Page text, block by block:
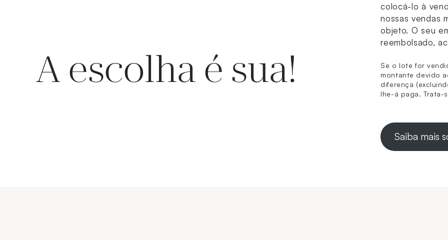
A escolha é sua!
colocá-lo à
nossas vendas
objeto. O seu
reembolsado,
Se o lote for
montante devido
diferença
lhe-á paga. Trata-
Saiba mais